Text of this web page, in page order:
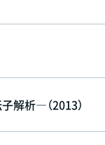
解析―（2013）